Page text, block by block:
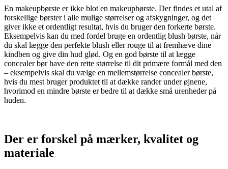
En makeupbørste er ikke blot en makeupbørste. Der findes et utal af
forskellige børster i alle mulige størrelser og afskygninger, og det
giver ikke et ordentligt resultat, hvis du bruger den forkerte børste.
Eksempelvis kan du med fordel bruge en ordentlig blush børste, når
du skal lægge den perfekte blush eller rouge til at fremhæve dine
kindben og give din hud glød. Og en god børste til at lægge
concealer bør have den rette størrelse til dit primære formål med den
– eksempelvis skal du vælge en mellemstørrelse concealer børste,
hvis du mest bruger produktet til at dække rander under øjnene,
hvorimod en mindre børste er bedre til at dække små urenheder på
huden.
Der er forskel på mærker, kvalitet og
materiale